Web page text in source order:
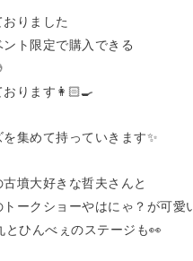
りました
ント限定で購入できる
ります👩🏻‍🍳
集めて持っていきます✨
墳大好きな哲夫さんと
ークショーやはにゃ？が可愛
ひんべぇのステージも👀